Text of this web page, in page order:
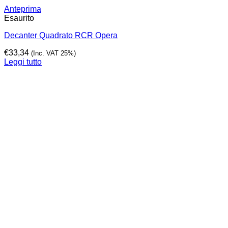
Anteprima
Esaurito
Decanter Quadrato RCR Opera
€33,34 (Inc. VAT 25%)
Leggi tutto